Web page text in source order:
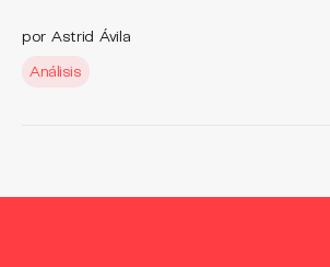
por Astrid Ávila
Análisis